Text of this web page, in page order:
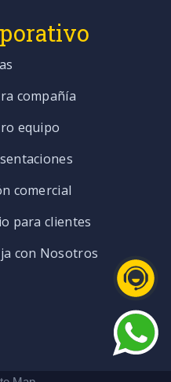
compañía
equipo
comercial
para clientes
con Nosotros